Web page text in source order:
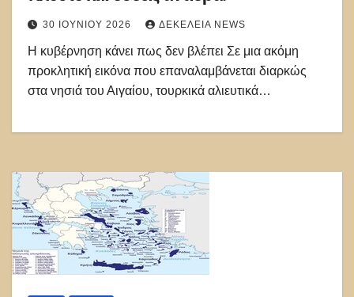
30 ΙΟΥΝΊΟΥ 2026 ΔΕΚΈΛΕΙΑ NEWS
Η κυβέρνηση κάνει πως δεν βλέπει Σε μια ακόμη
προκλητική εικόνα που επαναλαμβάνεται διαρκώς
στα νησιά του Αιγαίου, τουρκικά αλιευτικά…